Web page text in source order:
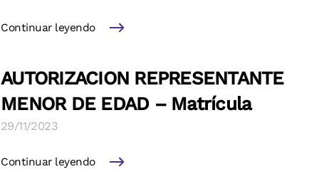
Continuar leyendo
AUTORIZACION REPRESENTANTE
MENOR DE EDAD – Matrícula
29/11/2023
Continuar leyendo